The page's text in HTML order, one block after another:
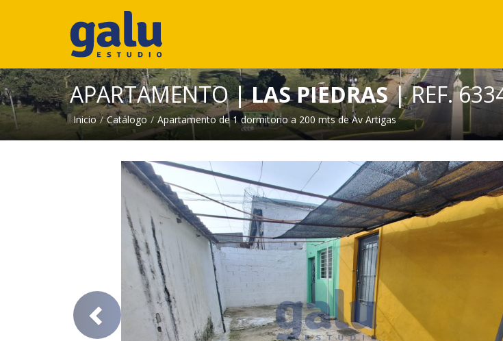
APARTAMENTO| LAS PIEDRAS| REF.
Inicio Catálogo Apartamento de 1 dormitorio a 200 mts de Av Artigas
previous